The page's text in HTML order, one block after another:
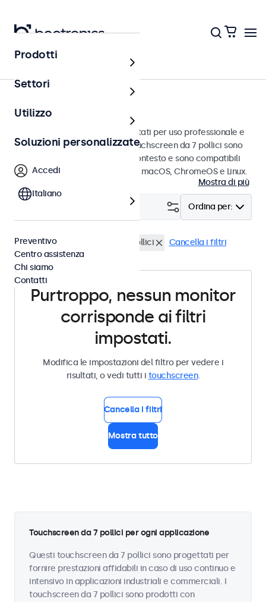
Home
Touchscreen da 7 pollici
Touchscreen da 7 pollici progettati per uso professionale e
uso continuo. Questi monitor touchscreen da 7 pollici sono
facili da integrare in qualsiasi contesto e sono compatibili
con i sistemi operativi Windows, macOS, ChromeOS e Linux.
Mostra di più
Ordina per:
BNC (CVBS) Touchscreen 7 pollici Cancella i filtri
Purtroppo, nessun monitor
corrisponde ai filtri
impostati.
Modifica le impostazioni del filtro per vedere i
risultati, o vedi tutti i touchscreen.
Cancella i filtri
Mostra tutto
Touchscreen da 7 pollici per ogni applicazione
Questi touchscreen da 7 pollici sono progettati per
fornire prestazioni affidabili in caso di uso continuo e
intensivo in applicazioni industriali e commerciali. I
touchscreen da 7 pollici sono prodotti con
Prodotti
Settori
Utilizzo
Soluzioni personalizzate
Accedi
Italiano
Preventivo
Centro assistenza
Chi siamo
Contatti